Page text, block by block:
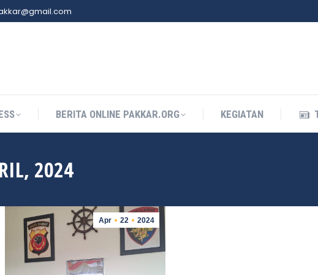
BERITA ONLINE PAKKAR.ORG KEGIATAN
2024
Apr 22 2024
BERITA ONLINE PAKKAR.ORG KEGIATAN